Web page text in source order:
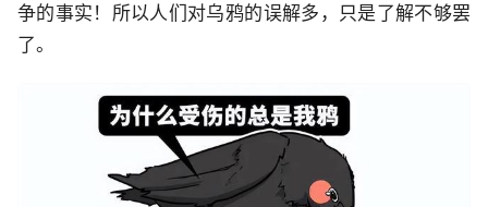
争的事实！所以人们对乌鸦的误解多，只是了解不够罢
了。